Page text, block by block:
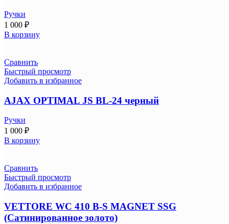
Ручки
1 000 ₽
В корзину
Сравнить
Быстрый просмотр
Добавить в избранное
AJAX OPTIMAL JS BL-24 черный
Ручки
1 000 ₽
В корзину
Сравнить
Быстрый просмотр
Добавить в избранное
VETTORE WC 410 B-S MAGNET SSG
(Сатинированное золото)